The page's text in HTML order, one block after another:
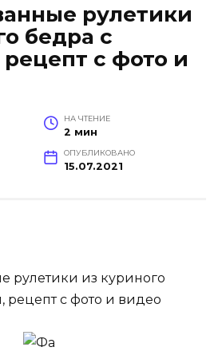
рулетики
бедра с
с фото и
НА ЧТЕНИЕ
2 мин
ОПУБЛИКОВАНО
15.07.2021